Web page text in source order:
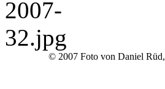
© 2007 Foto von Daniel Rüd,